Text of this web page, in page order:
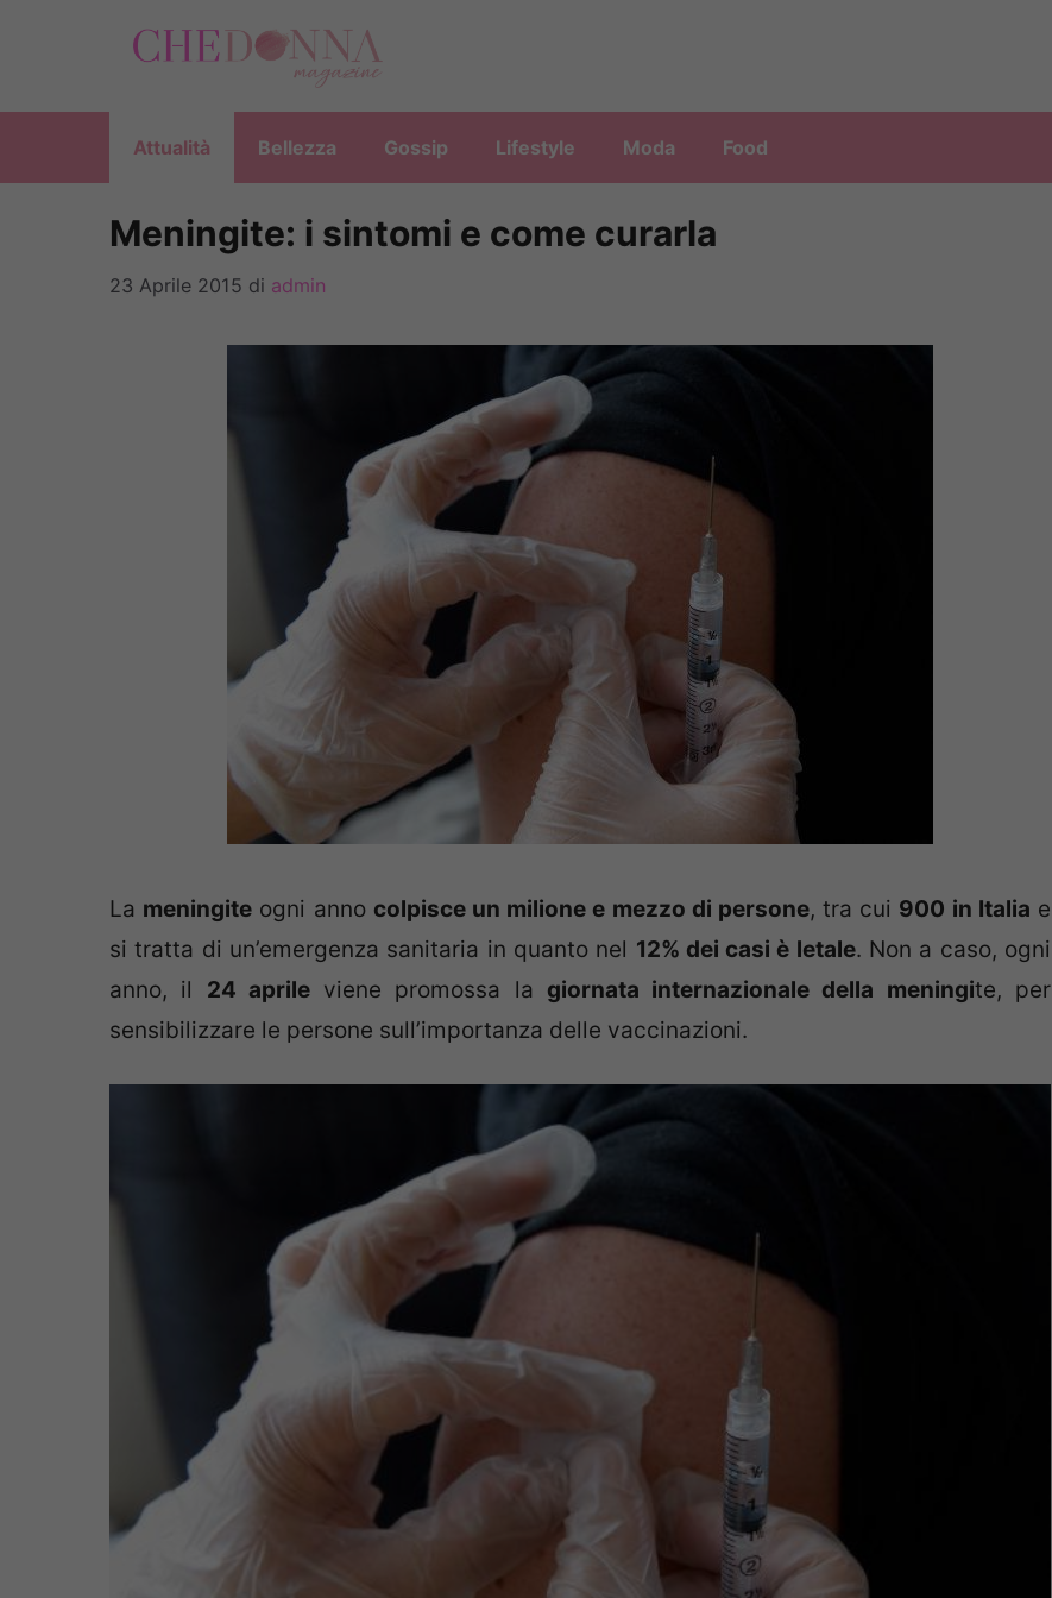
Attualità Bellezza Gossip Lifestyle Moda Food
Meningite: i sintomi e come curarla
23 Aprile 2015 di admin
La meningite ogni anno colpisce un milione e mezzo di persone, tra cui 900 in Italia e
si tratta di un’emergenza sanitaria in quanto nel 12% dei casi è letale. Non a caso, ogni
anno, il 24 aprileviene promossa la giornata internazionale della meningite, per
sensibilizzare le persone sull’importanza delle vaccinazioni.